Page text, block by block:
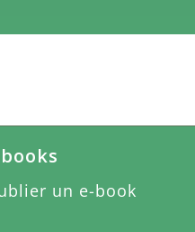
un e-book